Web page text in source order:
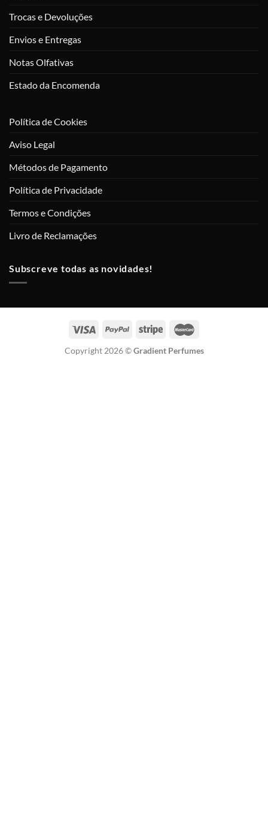
Trocas e Devoluções
Envios e Entregas
Notas Olfativas
Estado da Encomenda
Política de Cookies
Aviso Legal
Métodos de Pagamento
Política de Privacidade
Termos e Condições
Livro de Reclamações
Subscreve todas as novidades!
Copyright 2026 ©Gradient Perfumes